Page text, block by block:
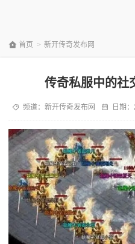
首页 > 新开传奇发布网
传奇私服中的社
频道： 新开传奇发布网 日期：